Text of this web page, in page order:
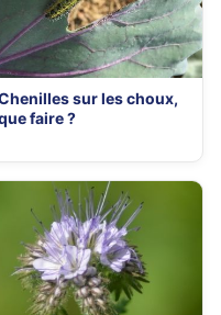
sur les choux,
faire ?